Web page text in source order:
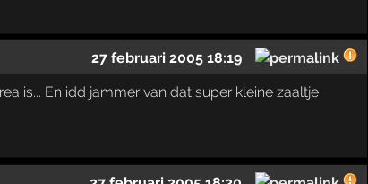
27 februari 2005 18:19
is... En idd jammer van dat super kleine zaaltje